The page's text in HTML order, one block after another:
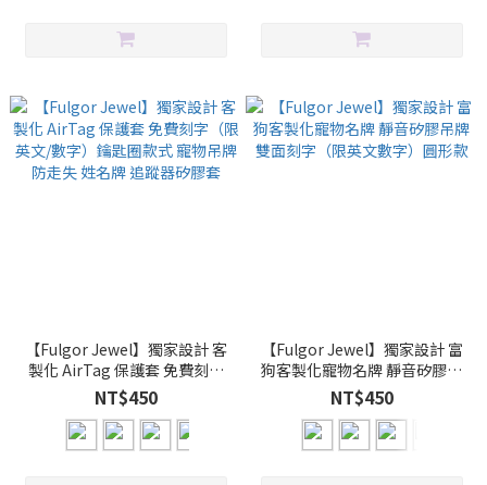
【Fulgor Jewel】獨家設計 客
製化 AirTag 保護套 免費刻字
（限英文/數字）鑰匙圈款式 寵
物吊牌 防走失 姓名牌 追蹤器矽
膠套
NT$450
【Fulgor Jewel】獨家設計 富
狗客製化寵物名牌 靜音矽膠吊
牌 雙面刻字（限英文數字）圓
形款
NT$450